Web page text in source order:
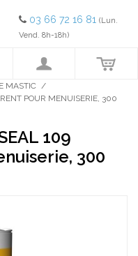
03 66 72 16 81 (Lun.
Vend. 8h-18h)
MASTIC /
POUR MENUISERIE, 300
109
300